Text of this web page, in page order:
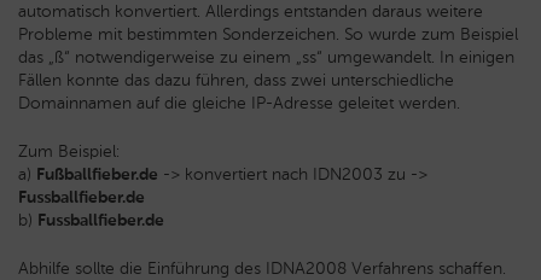
automatisch konvertiert. Allerdings entstanden daraus weitere
Probleme mit bestimmten Sonderzeichen. So wurde zum Beispiel
das „ß“ notwendigerweise zu einem „ss“ umgewandelt. In einigen
Fällen konnte das dazu führen, dass zwei unterschiedliche
Domainnamen auf die gleiche IP-Adresse geleitet werden.
Zum Beispiel:
a) Fußballfieber.de -> konvertiert nach IDN2003 zu ->
Fussballfieber.de
b) Fussballfieber.de
Abhilfe sollte die Einführung des IDNA2008 Verfahrens schaffen.